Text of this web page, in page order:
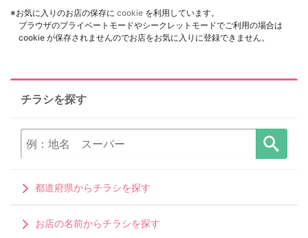
※お気に入りのお店の保存に cookie を利用しています。
ブラウザのプライベートモードやシークレットモードでご利用の場合は
cookie が保存されませんのでお店をお気に入りに登録できません。
チラシを探す
都道府県からチラシを探す
お店の名前からチラシを探す